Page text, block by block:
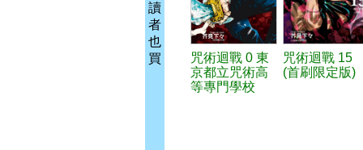
讀
者
也
買
咒術迴戰 0 東
京都立咒術高
等專門學校
咒術迴戰 15
(首刷限定版)